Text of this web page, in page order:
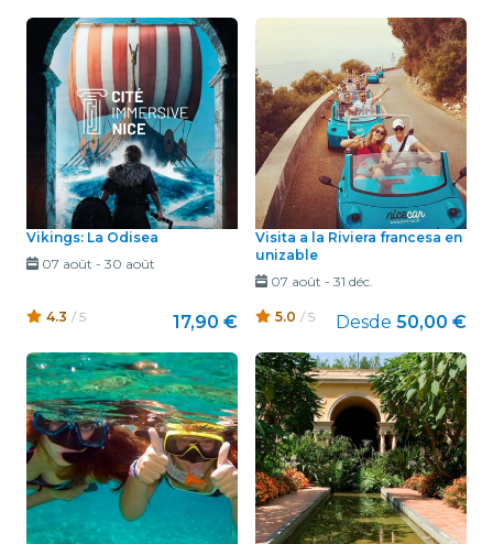
Vikings: La Odisea
07 août - 30 août
4.3 / 5 17,90 €
Visita a la Riviera francesa en
unizable
07 août - 31 déc.
5.0 / 5 Desde 50,00 €